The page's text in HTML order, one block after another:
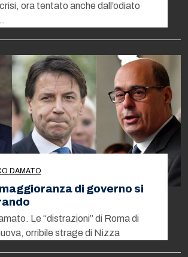
ora tentato anche dall’odiato
DAMATO
di governo si
Le “distrazioni” di Roma di
orribile strage di Nizza